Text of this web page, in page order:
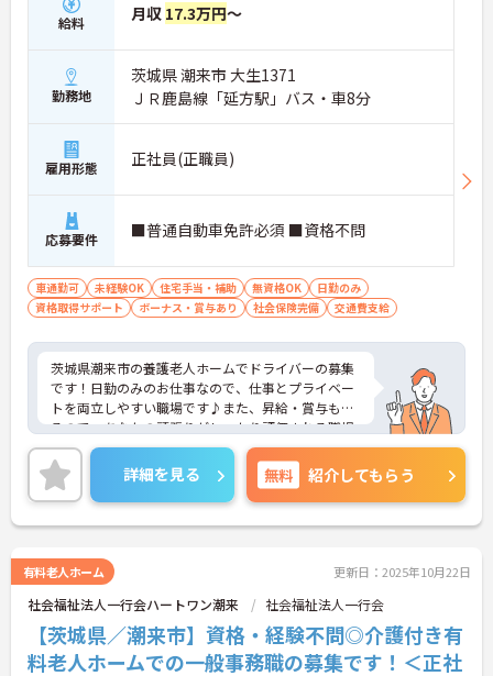
給料 月収 17.3万円～
勤務地
茨城県 潮来市 大生1371
ＪＲ鹿島線「延方駅」バス・車8分
雇用形態 正社員(正職員)
応募要件 ■普通自動車免許必須 ■資格不問
車通勤可 未経験OK 住宅手当・補助 無資格OK
日勤のみ
資格取得サポート
ボーナス・賞与あり 社会保険完備 交通費支給
茨城県潮来市の養護老人ホームでドライバーの募集
です！日勤のみのお仕事なので、仕事とプライベー
トを両立しやすい職場です♪また、昇給・賞与もあ
るので、あなたの頑張りがしっかり評価される職場
です◎ご興味のある方は、面接ポイントをお伝えし
ますので、お気軽にご連絡ください。
詳細を見る 無料 紹介してもらう
有料老人ホーム 更新日：2025年10月22日
社会福祉法人一行会ハートワン潮来 社会福祉法人一行会
【茨城県／潮来市】資格・経験不問◎介護付き有
料老人ホームでの一般事務職の募集です！＜正社